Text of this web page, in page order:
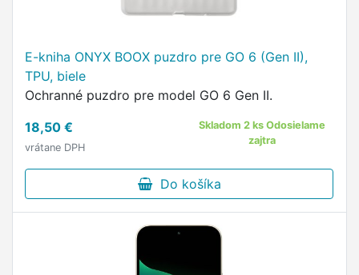
E-kniha ONYX BOOX puzdro pre GO 6 (Gen II),
TPU, biele
Ochranné puzdro pre model GO 6 Gen II.
18,50 €
vrátane DPH
Skladom 2 ks Odosielame
zajtra
Do košíka